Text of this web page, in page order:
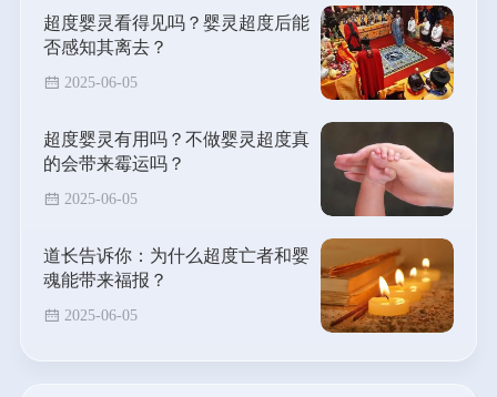
超度婴灵看得见吗？婴灵超度后能
否感知其离去？
2025-06-05
超度婴灵有用吗？不做婴灵超度真
的会带来霉运吗？
2025-06-05
道长告诉你：为什么超度亡者和婴
魂能带来福报？
2025-06-05